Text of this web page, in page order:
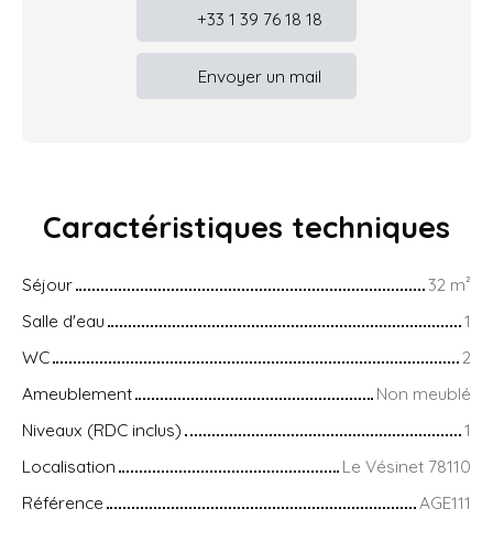
+33 1 39 76 18 18
Envoyer un mail
Caractéristiques techniques
Séjour 32 m²
Salle d'eau
1
WC
2
Ameublement
Non meublé
Niveaux (RDC inclus)
1
Localisation
Le Vésinet 78110
Référence
AGE111